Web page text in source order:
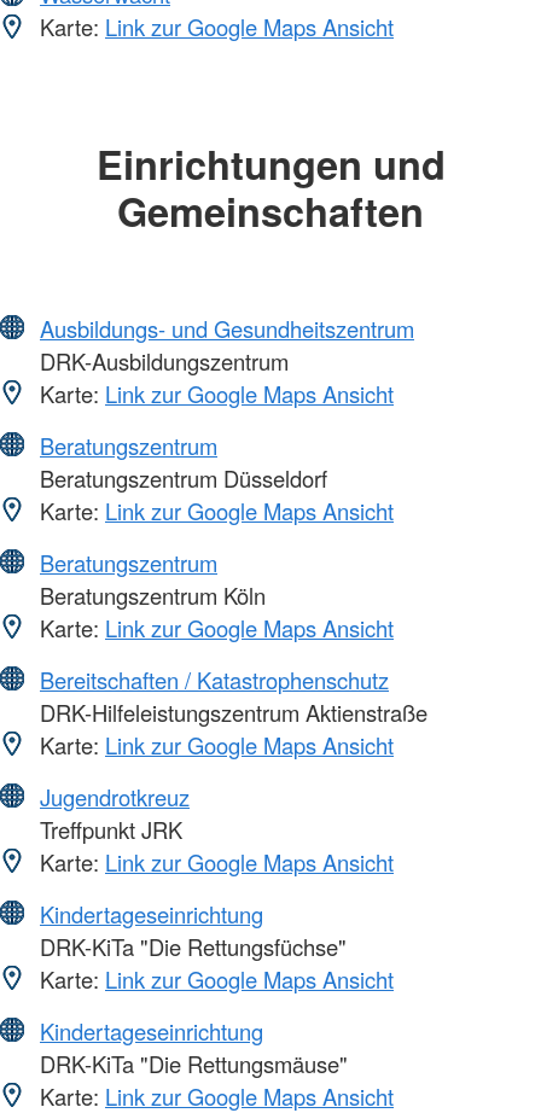
Karte: Link zur Google Maps Ansicht
Einrichtungen und
Gemeinschaften
Ausbildungs- und Gesundheitszentrum
DRK-Ausbildungszentrum
Karte: Link zur Google Maps Ansicht
Beratungszentrum
Beratungszentrum Düsseldorf
Karte: Link zur Google Maps Ansicht
Beratungszentrum
Beratungszentrum Köln
Karte: Link zur Google Maps Ansicht
Bereitschaften / Katastrophenschutz
DRK-Hilfeleistungszentrum Aktienstraße
Karte: Link zur Google Maps Ansicht
Jugendrotkreuz
Treffpunkt JRK
Karte: Link zur Google Maps Ansicht
Kindertageseinrichtung
DRK-KiTa "Die Rettungsfüchse"
Karte: Link zur Google Maps Ansicht
Kindertageseinrichtung
DRK-KiTa "Die Rettungsmäuse"
Karte: Link zur Google Maps Ansicht